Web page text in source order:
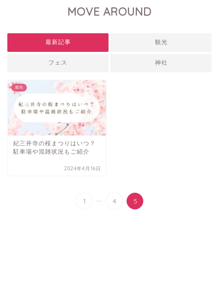
MOVE AROUND
最新記事 観光
フェス 神社
観光
紀三井寺の桜まつりはいつ？
駐車場や混雑状況もご紹介
2024年4月16日
1 ... 4 5